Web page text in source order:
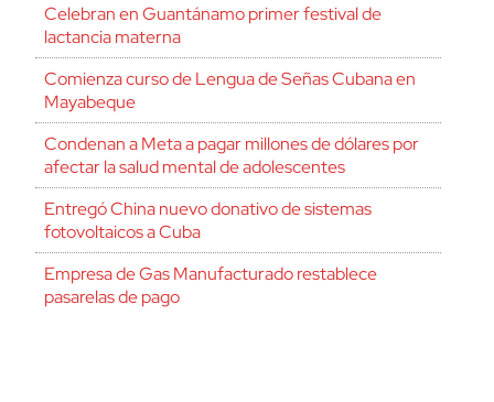
Celebran en Guantánamo primer festival de
lactancia materna
Comienza curso de Lengua de Señas Cubana en
Mayabeque
Condenan a Meta a pagar millones de dólares por
afectar la salud mental de adolescentes
Entregó China nuevo donativo de sistemas
fotovoltaicos a Cuba
Empresa de Gas Manufacturado restablece
pasarelas de pago